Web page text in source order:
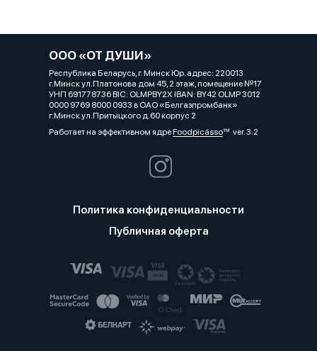
ООО «ОТ ДУШИ»
Республика Беларусь, г. Минск Юр. адрес: 220013
г.Минск ул.Платонова дом 45, 2 этаж, помещение №17
УНП 691778736 BIC: OLMPBY2X IBAN: BY42 OLMP 3012
0000 9769 8000 0933 в ОАО «Белгазпромбанк»
г.Минск ул.Притыцкого д.60 корпус 2
Работает на эффективном ядреFoodpicássover. 3.2
Политика конфиденциальности
Публичная оферта